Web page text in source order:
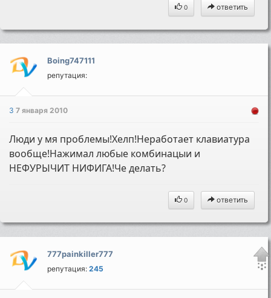
0 ответить
Boing747111
репутация:
37 января 2010
Люди у мя проблемы!Хелп!Неработает клавиатура
вообще!Нажимал любые комбинацыи и
НЕФУРЫЧИТ НИФИГА!Че делать?
0 ответить
777painkiller777
репутация:245